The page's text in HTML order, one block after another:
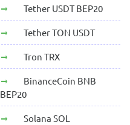
Tether USDT BEP20
Tether TON USDT
Tron TRX
BinanceCoin BNB
BEP20
Solana SOL